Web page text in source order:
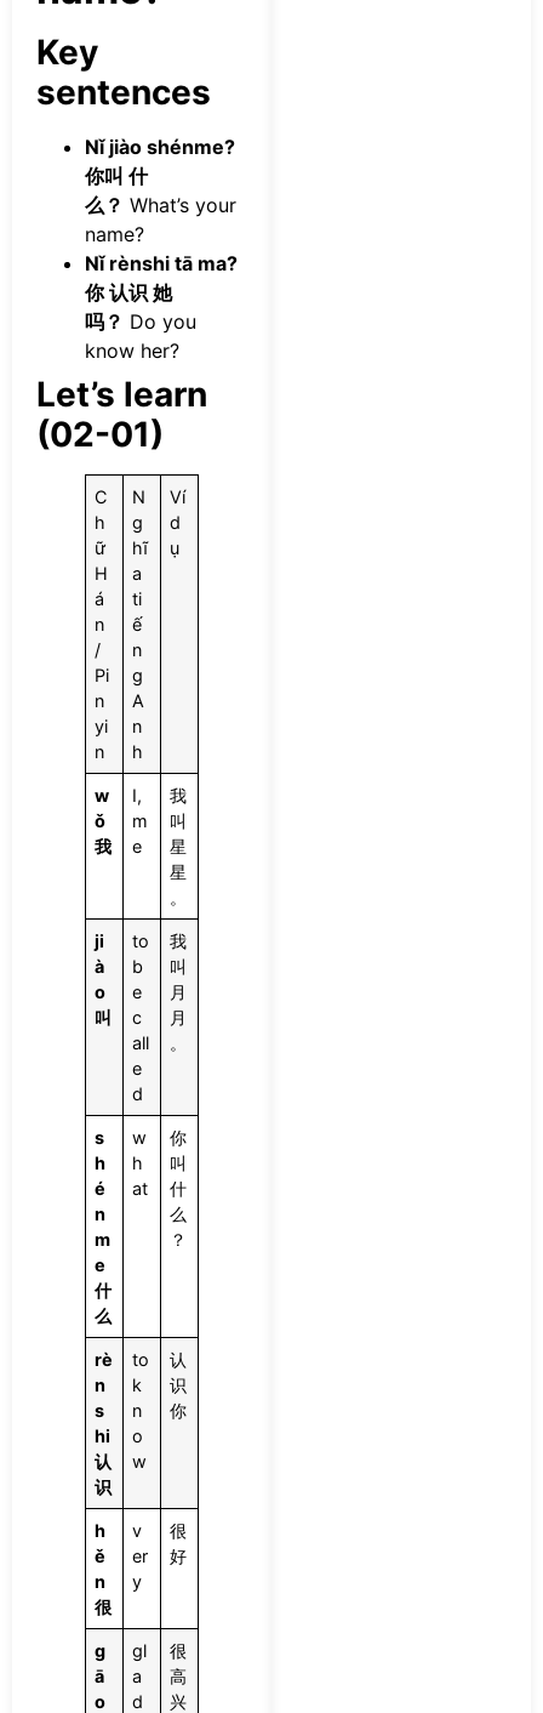
Key
sentences
Nǐ jiào shénme?
你叫 什
么？ What’s your
name?
Nǐ rènshi tā ma?
你 认识 她
吗？ Do you
know her?
Let’s learn
(02-01)
C
h
ữ
H
á
n
/
Pi
n
yi
n
N
g
hĩ
a
ti
ế
n
g
A
n
h
Ví
d
ụ
w
ǒ
我
I,
m
e
我
叫
星
星
。
ji
à
o
叫
to
b
e
c
all
e
d
我
叫
月
月
。
s
h
é
n
m
e
什
么
w
h
at
你
叫
什
么
？
rè
n
s
hi
认
识
to
k
n
o
w
认
识
你
h
ě
n
很
v
er
y
很
好
g
ā
o
gl
a
d
很
高
兴